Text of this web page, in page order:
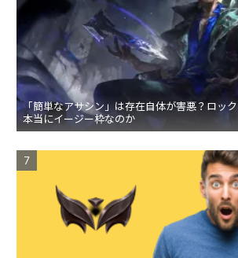
「簡単なアサシン」は存在自体が害悪？ロッ
本当にイージー枠なのか